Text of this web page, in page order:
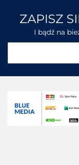
ZAPISZ
I bądź na